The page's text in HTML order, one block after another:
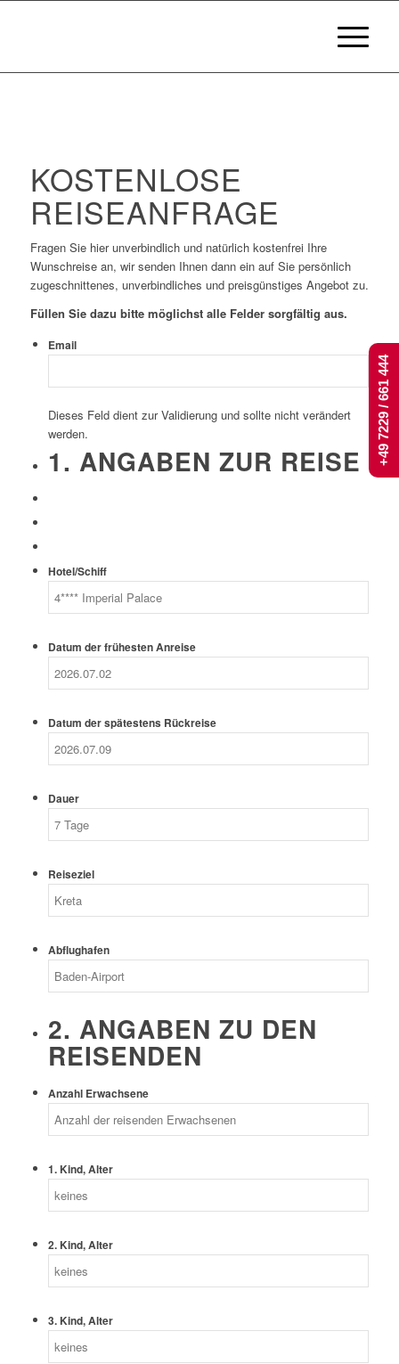
KOSTENLOSE
REISEANFRAGE
Fragen Sie hier unverbindlich und natürlich kostenfrei Ihre
Wunschreise an, wir senden Ihnen dann ein auf Sie persönlich
zugeschnittenes, unverbindliches und preisgünstiges Angebot zu.
Füllen Sie dazu bitte möglichst alle Felder sorgfältig aus.
Email
Dieses Feld dient zur Validierung und sollte nicht verändert
werden.
1. ANGABEN ZUR REISE
Hotel/Schiff
Datum der frühesten Anreise
Datum der spätestens Rückreise
Dauer
Reiseziel
Abflughafen
2. ANGABEN ZU DEN
REISENDEN
Anzahl Erwachsene
1. Kind, Alter
2. Kind, Alter
3. Kind, Alter
+49 7229 / 661 444